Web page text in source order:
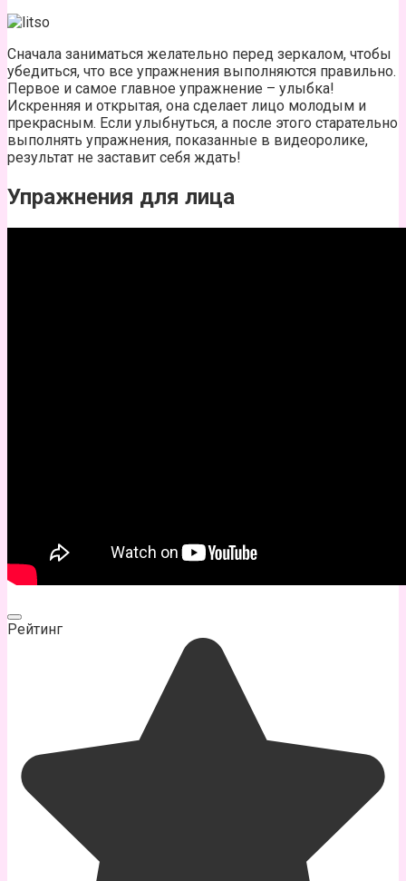
Сначала заниматься желательно перед зеркалом, чтобы
убедиться, что все упражнения выполняются правильно.
Первое и самое главное упражнение – улыбка!
Искренняя и открытая, она сделает лицо молодым и
прекрасным. Если улыбнуться, а после этого старательно
выполнять упражнения, показанные в видеоролике,
результат не заставит себя ждать!
Упражнения для лица
Рейтинг